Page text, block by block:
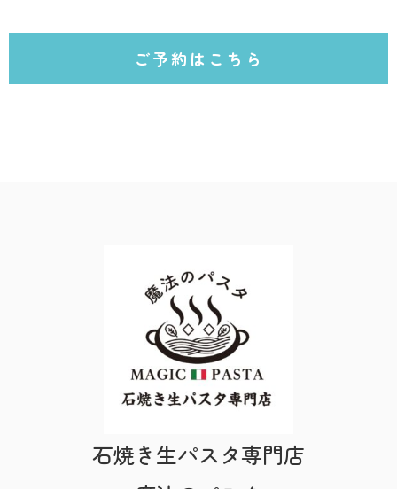
ご予約はこちら
石焼き生パスタ専門店